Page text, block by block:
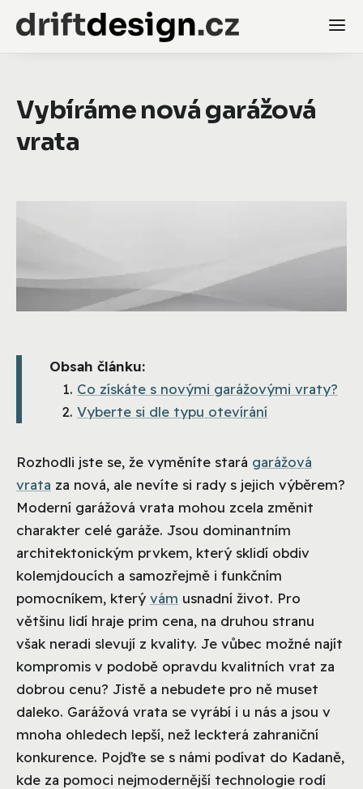
Vybíráme nová garážová
vrata
Obsah článku:
Co získáte s novými garážovými vraty?
Vyberte si dle typu otevírání
Rozhodli jste se, že vyměníte stará garážová
vrata za nová, ale nevíte si rady s jejich výběrem?
Moderní garážová vrata mohou zcela změnit
charakter celé garáže. Jsou dominantním
architektonickým prvkem, který sklidí obdiv
kolemjdoucích a samozřejmě i funkčním
pomocníkem, který vám usnadní život. Pro
většinu lidí hraje prim cena, na druhou stranu
však neradi slevují z kvality. Je vůbec možné najít
kompromis v podobě opravdu kvalitních vrat za
dobrou cenu? Jistě a nebudete pro ně muset
daleko. Garážová vrata se vyrábí i u nás a jsou v
mnoha ohledech lepší, než leckterá zahraniční
konkurence. Pojďte se s námi podívat do Kadaně,
kde za pomoci nejmodernější technologie rodí